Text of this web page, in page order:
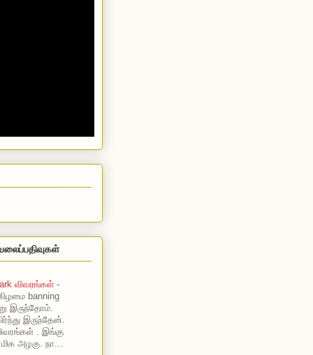
விவரங்கள் -
banning
இருந்தோம்.
இருந்தேன்.
. இங்கு
அழகு. நா...